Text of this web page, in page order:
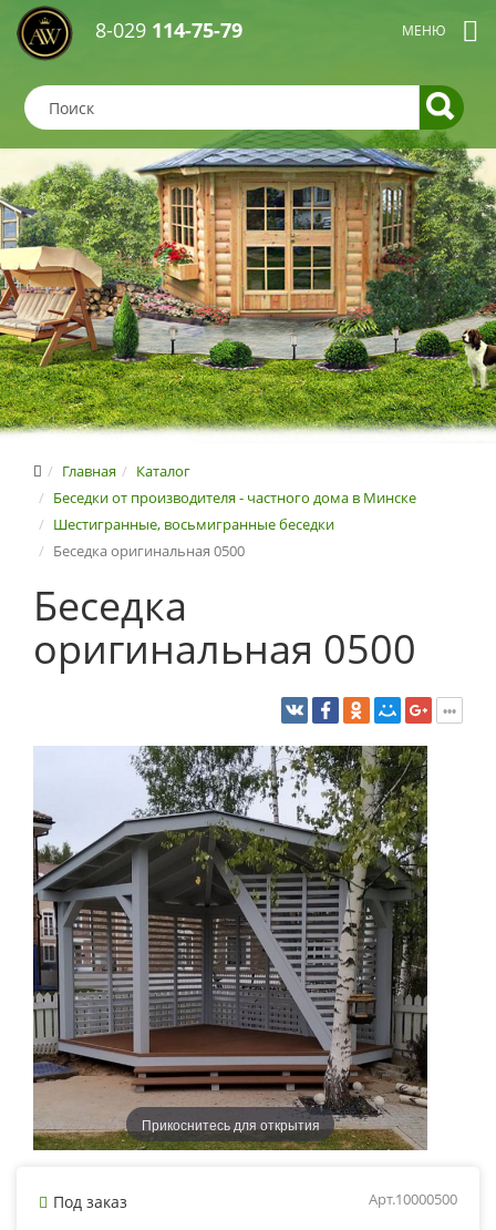
8-029 114-75-79
Главная
Каталог
Беседки от производителя - частного дома в Минске
Шестигранные, восьмигранные беседки
Беседка оригинальная 0500
Беседка
оригинальная 0500
Прикоснитесь для открытия
Под заказ Арт.10000500